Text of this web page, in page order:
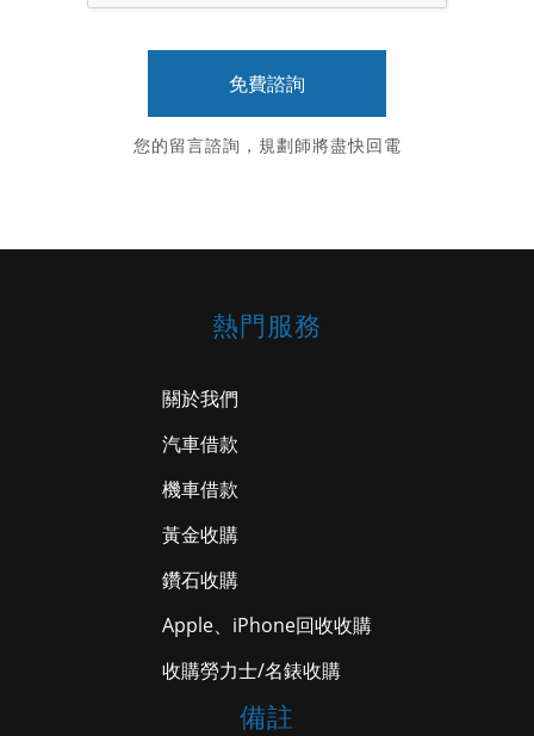
您的留言諮詢，規劃師將盡快回電
熱門服務
關於我們
汽車借款
機車借款
黃金收購
鑽石收購
Apple、iPhone回收收購
收購勞力士/名錶收購
備註